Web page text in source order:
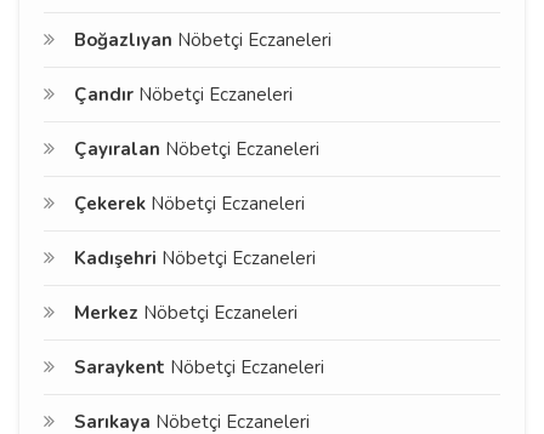
Boğazlıyan Nöbetçi Eczaneleri
Çandır Nöbetçi Eczaneleri
Çayıralan Nöbetçi Eczaneleri
Çekerek Nöbetçi Eczaneleri
Kadışehri Nöbetçi Eczaneleri
Merkez Nöbetçi Eczaneleri
Saraykent Nöbetçi Eczaneleri
Sarıkaya Nöbetçi Eczaneleri